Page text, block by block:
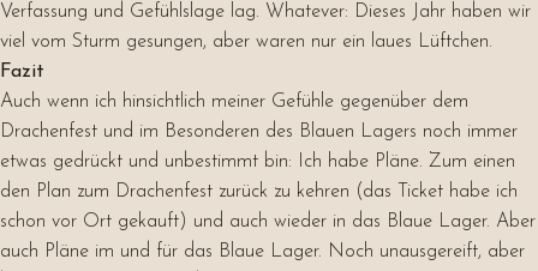
Verfassung und Gefühlslage lag. Whatever: Dieses Jahr haben wir
viel vom Sturm gesungen, aber waren nur ein laues Lüftchen.
Fazit
Auch wenn ich hinsichtlich meiner Gefühle gegenüber dem
Drachenfest und im Besonderen des Blauen Lagers noch immer
etwas gedrückt und unbestimmt bin: Ich habe Pläne. Zum einen
den Plan zum Drachenfest zurück zu kehren (das Ticket habe ich
schon vor Ort gekauft) und auch wieder in das Blaue Lager. Aber
auch Pläne im und für das Blaue Lager. Noch unausgereift, aber